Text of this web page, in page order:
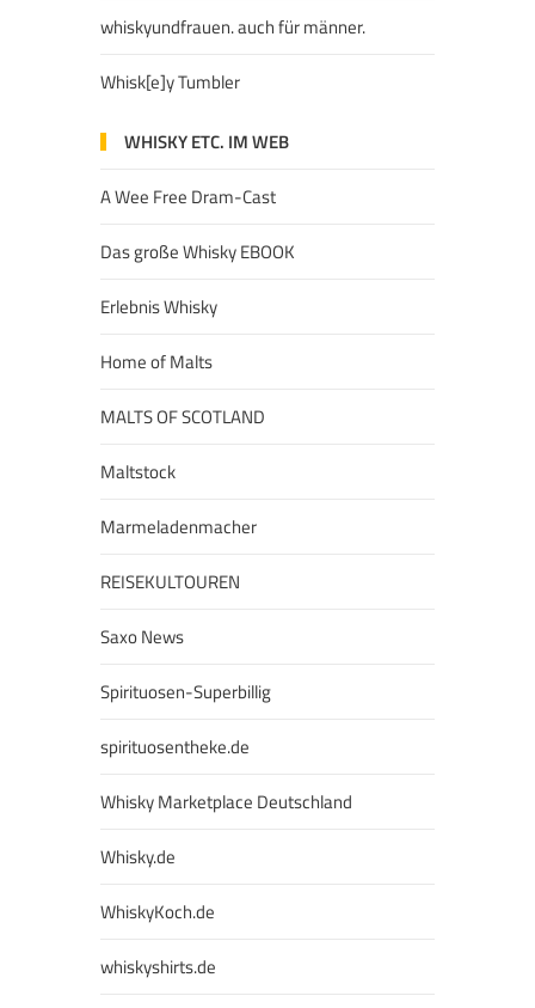
whiskyundfrauen. auch für männer.
Whisk[e]y Tumbler
WHISKY ETC. IM WEB
A Wee Free Dram-Cast
Das große Whisky EBOOK
Erlebnis Whisky
Home of Malts
MALTS OF SCOTLAND
Maltstock
Marmeladenmacher
REISEKULTOUREN
Saxo News
Spirituosen-Superbillig
spirituosentheke.de
Whisky Marketplace Deutschland
Whisky.de
WhiskyKoch.de
whiskyshirts.de